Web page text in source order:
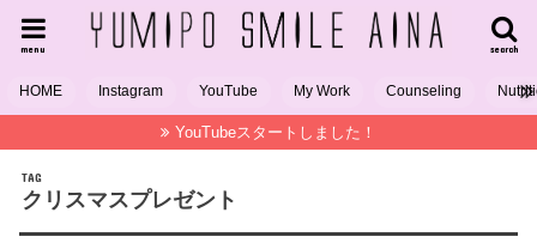
search
menu
HOME Instagram YouTube My Work Counseling
YouTubeスタートしました！
TAG
クリスマスプレゼント